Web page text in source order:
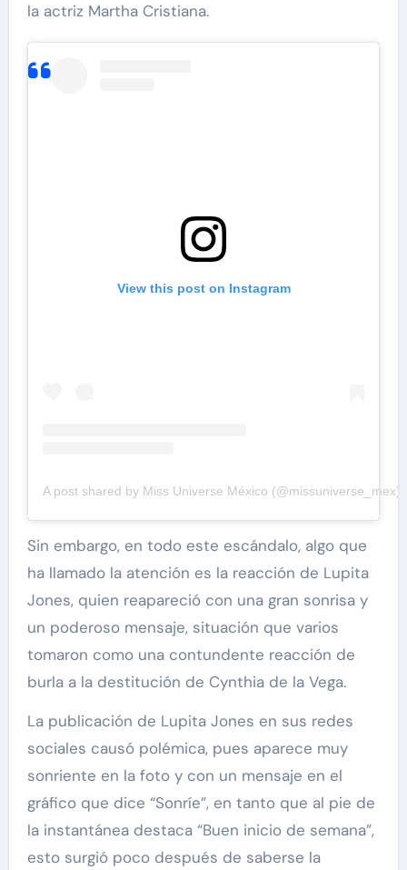
la actriz Martha Cristiana.
View this post on Instagram
A post shared by Miss Universe México (@missuniverse_mex)
Sin embargo, en todo este escándalo, algo que
ha llamado la atención es la reacción de Lupita
Jones, quien reapareció con una gran sonrisa y
un poderoso mensaje, situación que varios
tomaron como una contundente reacción de
burla a la destitución de Cynthia de la Vega.
La publicación de Lupita Jones en sus redes
sociales causó polémica, pues aparece muy
sonriente en la foto y con un mensaje en el
gráfico que dice “Sonríe”, en tanto que al pie de
la instantánea destaca “Buen inicio de semana”,
esto surgió poco después de saberse la